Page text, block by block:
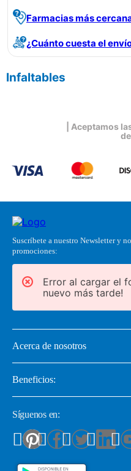
Farmacias más
¿Cuánto cuesta el
Infaltables
| Aceptamos
Suscríbete a nuestro Newsletter y
promociones:
Error al cargar el
nuevo más tarde!
Acerca de nosotros
Beneficios:
Síguenos en: